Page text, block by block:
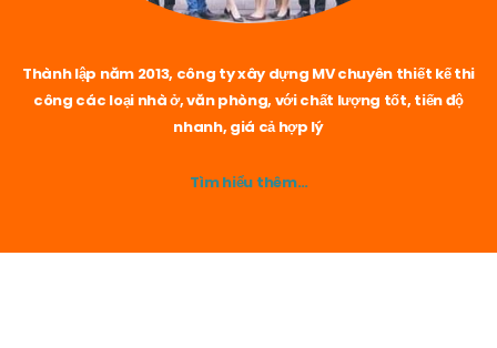
Thành lập năm 2013, công ty xây dựng MV chuyên thiết kế thi
công các loại nhà ở, văn phòng, với chất lượng tốt, tiến độ
nhanh, giá cả hợp lý
Tìm hiểu thêm…